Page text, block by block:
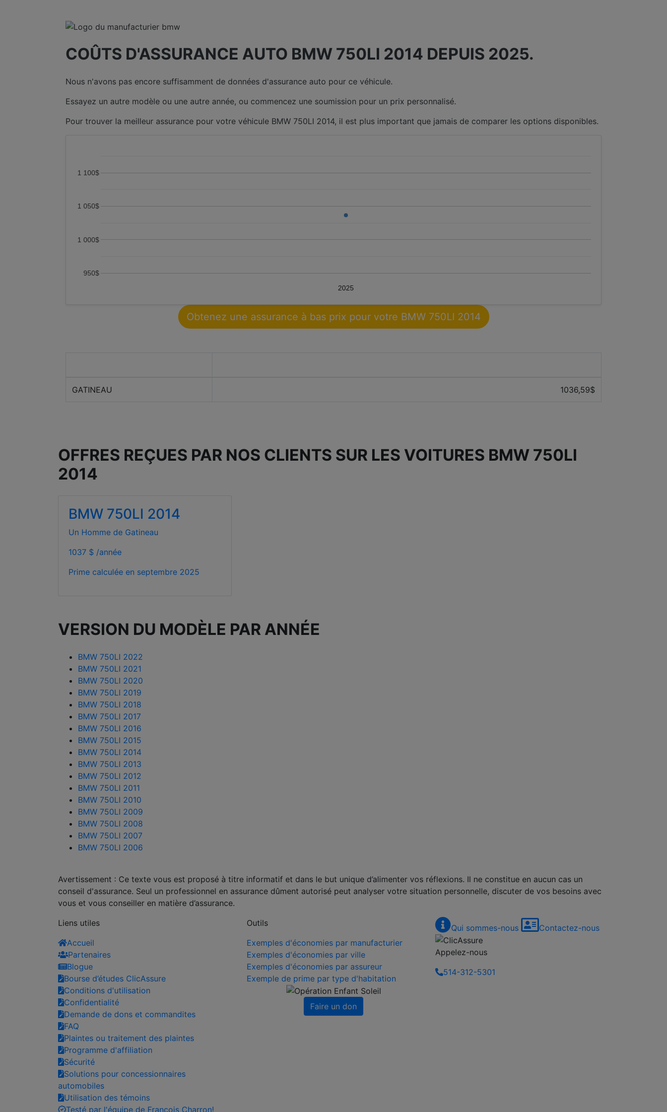
COÛTS D'ASSURANCE AUTO BMW 750LI 2014 DEPUIS 2025.
Nous n'avons pas encore suffisamment de données d'assurance auto pour ce véhicule.
Essayez un autre modèle ou une autre année, ou commencez une soumission pour un prix personnalisé.
Pour trouver la meilleur assurance pour votre véhicule BMW 750LI 2014, il est plus important que jamais de comparer les options disponibles.
2025
950$
1 000$
1 050$
1 100$
Obtenez une assurance à bas prix pour votre BMW 750LI 2014
GATINEAU 1036,59$
OFFRES REÇUES PAR NOS CLIENTS SUR LES VOITURES BMW 750LI
2014
BMW 750LI 2014
Un Homme de Gatineau
1037 $ /année
Prime calculée en septembre 2025
VERSION DU MODÈLE PAR ANNÉE
BMW 750LI 2022
BMW 750LI 2021
BMW 750LI 2020
BMW 750LI 2019
BMW 750LI 2018
BMW 750LI 2017
BMW 750LI 2016
BMW 750LI 2015
BMW 750LI 2014
BMW 750LI 2013
BMW 750LI 2012
BMW 750LI 2011
BMW 750LI 2010
BMW 750LI 2009
BMW 750LI 2008
BMW 750LI 2007
BMW 750LI 2006
Avertissement : Ce texte vous est proposé à titre informatif et dans le but unique d’alimenter vos réflexions. Il ne constitue en aucun cas un
conseil d'assurance. Seul un professionnel en assurance dûment autorisé peut analyser votre situation personnelle, discuter de vos besoins avec
vous et vous conseiller en matière d’assurance.
Liens utiles
Accueil
Partenaires
Blogue
Bourse d’études ClicAssure
Conditions d'utilisation
Confidentialité
Demande de dons et commandites
FAQ
Plaintes ou traitement des plaintes
Programme d'affiliation
Sécurité
Solutions pour concessionnaires
automobiles
Utilisation des témoins
Testé par l'équipe de François Charron!
Outils
Exemples d'économies par manufacturier
Exemples d'économies par ville
Exemples d'économies par assureur
Exemple de prime par type d'habitation
Faire un don
Qui sommes-nous Contactez-nous
Appelez-nous
514-312-5301